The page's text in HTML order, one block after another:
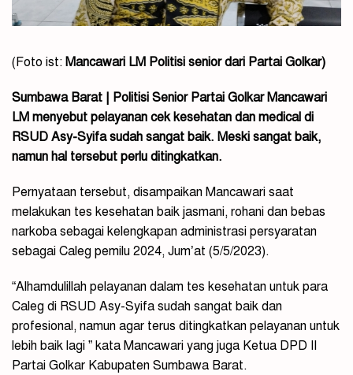
(Foto ist: Mancawari LM Politisi senior dari Partai Golkar)
Sumbawa Barat | Politisi Senior Partai Golkar Mancawari
LM menyebut pelayanan cek kesehatan dan medical di
RSUD Asy-Syifa sudah sangat baik. Meski sangat baik,
namun hal tersebut perlu ditingkatkan.
Pernyataan tersebut, disampaikan Mancawari saat
melakukan tes kesehatan baik jasmani, rohani dan bebas
narkoba sebagai kelengkapan administrasi persyaratan
sebagai Caleg pemilu 2024, Jum’at (5/5/2023).
“Alhamdulillah pelayanan dalam tes kesehatan untuk para
Caleg di RSUD Asy-Syifa sudah sangat baik dan
profesional, namun agar terus ditingkatkan pelayanan untuk
lebih baik lagi ” kata Mancawari yang juga Ketua DPD II
Partai Golkar Kabupaten Sumbawa Barat.